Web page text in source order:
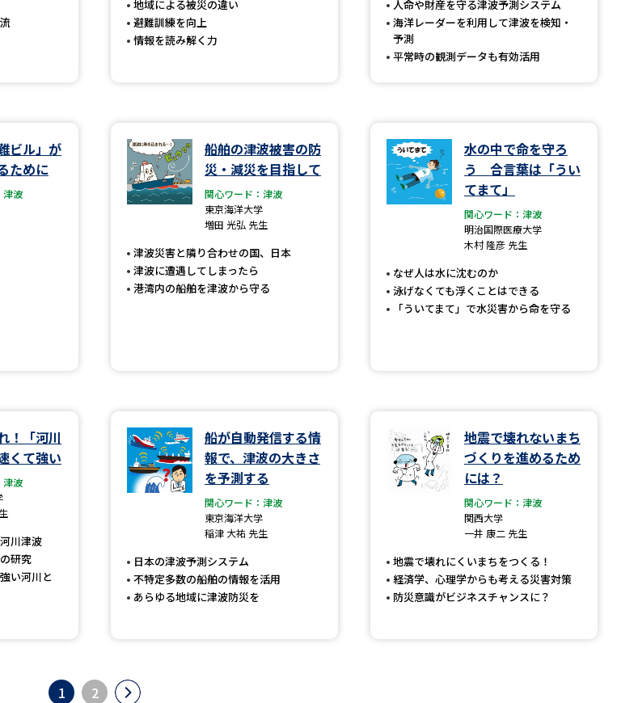
志望校・出願校を調べる
受験スケジュールを立てよう
先輩が入学を決めた理由
学問発見 学問検索
大学で学びたい学問発見
学問のミニ講義「夢ナビ講義」 学問分野解説 夢ナビライブ
受験情報リンク
地域による被災の違い
避難訓練を向上
情報を読み解く力
人命や財産を守る津波予測システム
海洋レーダーを利用して津波を検知・
予測
平常時の観測データも有効活用
ビル」が
ために
津波
船舶の津波被害の防
災・減災を目指して
関心ワード：津波
東京海洋大学
増田 光弘 先生
津波災害と隣り合わせの国、日本
津波に遭遇してしまったら
港湾内の船舶を津波から守る
水の中で命を守ろ
う 合言葉は「うい
てまて」
関心ワード：津波
明治国際医療大学
木村 隆彦 先生
なぜ人は水に沈むのか
泳げなくても浮くことはできる
「ういてまて」で水災害から命を守る
！「河川
くて強い
津波
川津波
研究
い河川と
船が自動発信する情
報で、津波の大きさ
を予測する
関心ワード：津波
東京海洋大学
稲津 大祐 先生
日本の津波予測システム
不特定多数の船舶の情報を活用
あらゆる地域に津波防災を
地震で壊れないまち
づくりを進めるため
には？
関心ワード：津波
関西大学
一井 康二 先生
地震で壊れにくいまちをつくる！
経済学、心理学からも考える災害対策
防災意識がビジネスチャンスに？
1 2